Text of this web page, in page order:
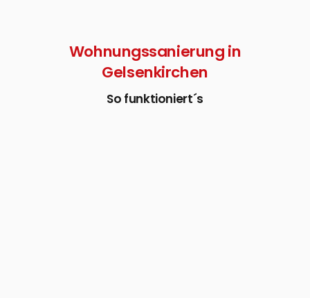
Wohnungssanierung in
Gelsenkirchen
So funktioniert´s